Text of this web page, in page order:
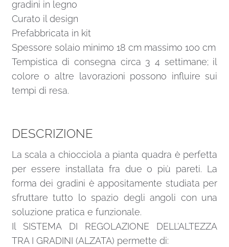
gradini in legno
Curato il design
Prefabbricata in kit
Spessore solaio minimo 18 cm massimo 100 cm
Tempistica di consegna circa 3 4 settimane; il
colore o altre lavorazioni possono influire sui
tempi di resa.
DESCRIZIONE
La scala a chiocciola a pianta quadra è perfetta
per essere installata fra due o più pareti. La
forma dei gradini è appositamente studiata per
sfruttare tutto lo spazio degli angoli con una
soluzione pratica e funzionale.
Il SISTEMA DI REGOLAZIONE DELL’ALTEZZA
TRA I GRADINI (ALZATA) permette di: